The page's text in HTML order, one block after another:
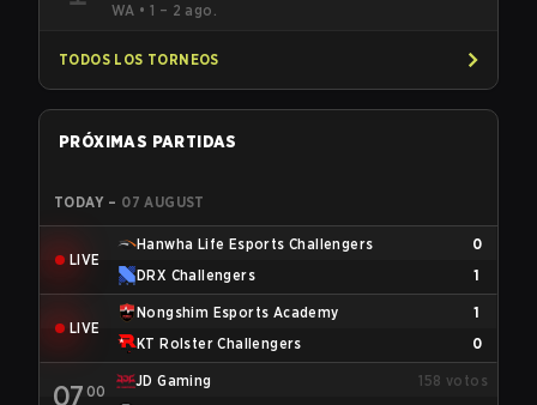
WA •1 – 2 ago.
TODOS LOS TORNEOS
PRÓXIMAS PARTIDAS
TODAY – 07 AUGUST
LIVE
Hanwha Life Esports Challengers
0
DRX Challengers
1
LIVE
Nongshim Esports Academy
1
KT Rolster Challengers
0
07 00
JD Gaming 158 votos